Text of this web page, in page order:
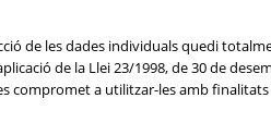
de les dades individuals quedi
de la Llei 23/1998, de 30 de
compromet a utilitzar-les amb